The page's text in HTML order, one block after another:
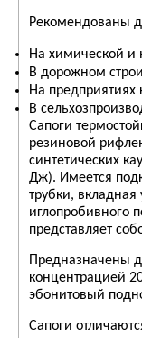
Рекомендованы
На химической и
В дорожном
На предприятиях
В
Сапоги
резиновой
синтетических
Дж). Имеется
трубки, вкладная
иглопробивного
представляет
Предназначены
концентрацией
эбонитовый
Сапоги